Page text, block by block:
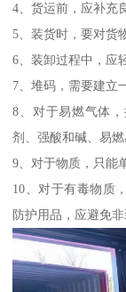
4、货运前，应补充
5、装货时，要对货
6、装卸过程中，应
7、堆码，需要建立
8、对于易燃气体
剂、强酸和碱、易燃
9、对于物质，只能
10、对于有毒物质
防护用品，应避免